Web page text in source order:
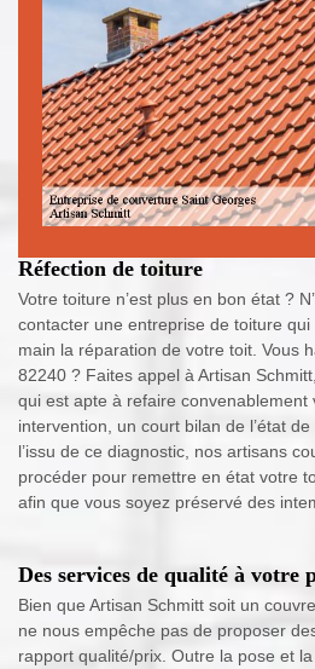
Réfection de toiture
Votre toiture n’est plus en bon état ?
contacter une entreprise de toiture
main la réparation de votre toit. Vous
82240 ? Faites appel à Artisan
qui est apte à refaire convenablement
intervention, un court bilan de l’état
l’issu de ce diagnostic, nos artisans
procéder pour remettre en état votre
afin que vous soyez préservé des
Des services de qualité à votre
Bien que Artisan Schmitt soit un
ne nous empêche pas de proposer
rapport qualité/prix. Outre la pose et